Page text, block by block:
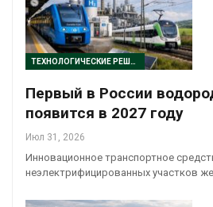
ТЕХНОЛОГИЧЕСКИЕ РЕШЕНИЯ
Первый в России
появится в 2027 году
Июл 31, 2026
Инновационное транспортное
неэлектрифицированных участков